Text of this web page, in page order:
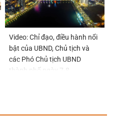
Video: Chỉ đạo, điều hành nổi
bật của UBND, Chủ tịch và
các Phó Chủ tịch UBND
thành phố ngày 7-8